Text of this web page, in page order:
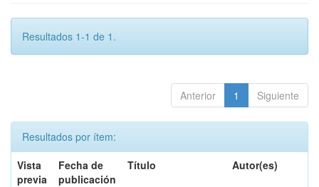
Resultados 1-1 de 1.
Anterior 1 Siguiente
Resultados por ítem:
Vista
previa
Fecha de
publicación
Título Autor(es)